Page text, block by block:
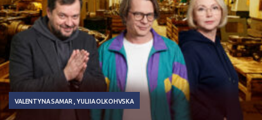
VALENTYNA SAMAR YULIIA OLKOHVSKA